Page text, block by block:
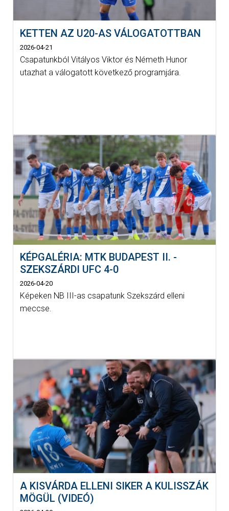
KETTEN AZ U20-AS VÁLOGATOTTBAN
2026-04-21
Csapatunkból Vitályos Viktor és Németh Hunor
utazhat a válogatott következő programjára.
KÉPGALÉRIA: MTK BUDAPEST II. -
SZEKSZÁRDI UFC 4-0
2026-04-20
Képeken NB III-as csapatunk Szekszárd elleni
meccse.
A KISVÁRDA ELLENI SIKER A KULISSZÁK
MÖGÜL (VIDEÓ)